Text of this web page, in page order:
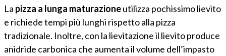
La pizza a lunga maturazioneutilizza pochissimo lievito
e richiede tempi più lunghi rispetto alla pizza
tradizionale. Inoltre, con la lievitazione il lievito produce
anidride carbonica che aumenta il volume dell’impasto